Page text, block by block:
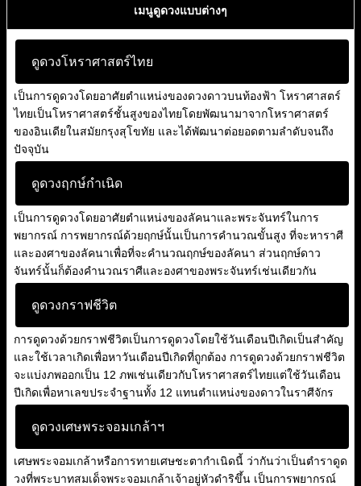
เมนูดูดวงแบบต่างๆ
ดูดวงโหราศาสตร์ไทย
เป็นการดูดวงโดยอาศัยตำแหน่งของดวงดาวบนท้องฟ้า โหราศาสตร์
ไทยเป็นโหราศาสตร์ชั้นสูงของไทยโดยพัฒนามาจากโหราศาสตร์
ของอินเดียในสมัยกรุงสุโขทัย และได้พัฒนาต่อยอดตามลำดับจนถึง
ปัจจุบัน
ดูดวงฤกษ์กำเนิด
เป็นการดูดวงโดยอาศัยตำแหน่งของลัคนาและพระจันทร์ในการ
พยากรณ์ การพยากรณ์ด้วยฤกษ์นั้นเป็นการคำนวณขั้นสูง ที่จะหาราศี
และองศาของลัคนาเพื่อที่จะคำนวณฤกษ์ของลัคนา ส่วนฤกษ์ดาว
จันทร์นั้นก็ต้องคำนวณราศีและองศาของพระจันทร์เช่นเดียวกัน
ดูดวงกราฟชีวิต
การดูดวงด้วยกราฟชีวิตเป็นการดูดวงโดยใช้วันเดือนปีเกิดเป็นสำคัญ
และใช้เวลาเกิดเพื่อหาวันเดือนปีเกิดที่ถูกต้อง การดูดวงด้วยกราฟชีวิต
จะแบ่งภพออกเป็น 12 ภพเช่นเดียวกับโหราศาสตร์ไทยแต่ใช้วันเดือน
ปีเกิดเพื่อหาเลขประจำฐานทั้ง 12 แทนตำแหน่งของดาวในราศีจักร
ดูดวงเศษพระจอมเกล้าฯ
เศษพระจอมเกล้าหรือการทายเศษชะตากำเนิดนี้ ว่ากันว่าเป็นตำราดูด
วงที่พระบาทสมเด็จพระจอมเกล้าเจ้าอยู่หัวดำริขึ้น เป็นการพยากรณ์